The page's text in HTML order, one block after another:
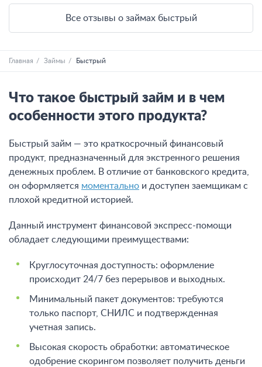
Все отзывы о займах быстрый
Главная Займы Быстрый
Что такое быстрый займ и в чем
особенности этого продукта?
Быстрый займ — это краткосрочный финансовый
продукт, предназначенный для экстренного решения
денежных проблем. В отличие от банковского кредита,
он оформляется моментально и доступен заемщикам с
плохой кредитной историей.
Данный инструмент финансовой экспресс-помощи
обладает следующими преимуществами:
Круглосуточная доступность: оформление
происходит 24/7 без перерывов и выходных.
Минимальный пакет документов: требуются
только паспорт, СНИЛС и подтвержденная
учетная запись.
Высокая скорость обработки: автоматическое
одобрение скорингом позволяет получить деньги